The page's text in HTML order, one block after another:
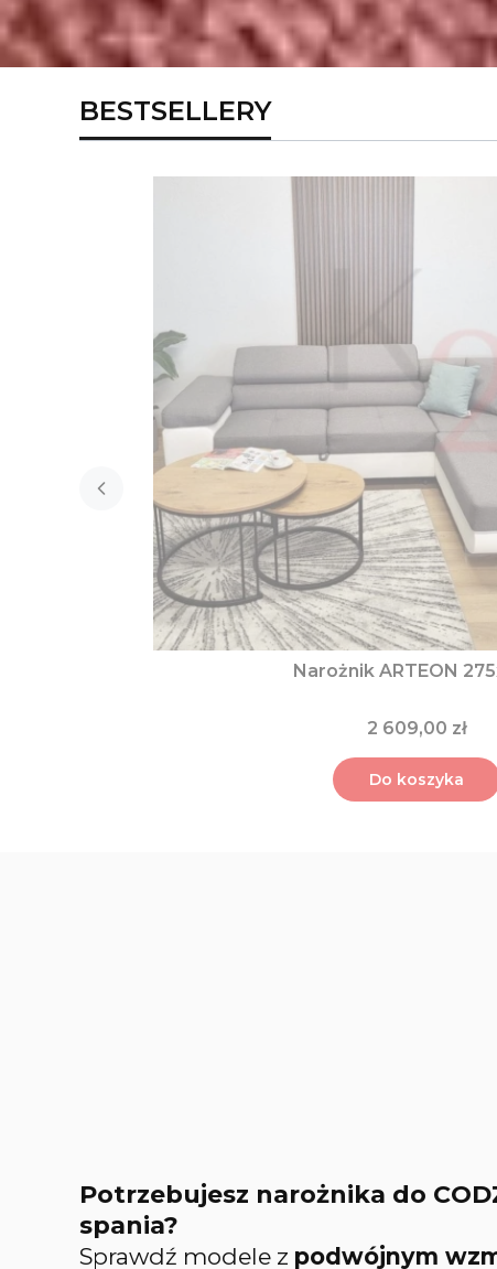
BESTSELLERY
Narożnik ARTEON
2 609,00 zł
Do koszyka
Potrzebujesz narożnika do
spania?
Sprawdź modele z podwójnym